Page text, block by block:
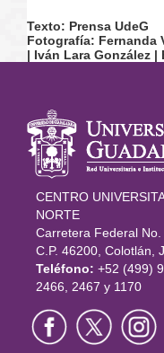
Texto: Prensa UdeG
Fotografía: Fernanda
| Iván Lara González
del
CENTRO
NORTE
Carretera Federal No.
C.P. 46200, Colotlán,
Teléfono: +52 (499)
2466, 2467 y 1170